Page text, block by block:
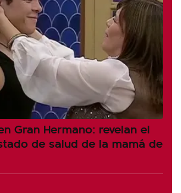
Gran Hermano: revelan el
de salud de la mamá de